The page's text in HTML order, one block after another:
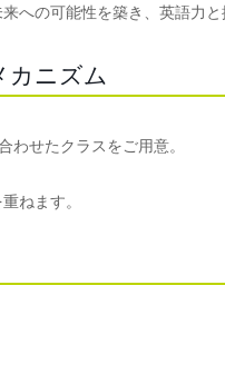
への可能性を築き、英語力と
カニズム
せたクラスをご用意。
ねます。